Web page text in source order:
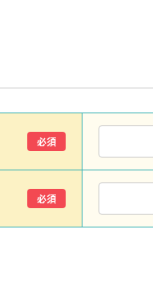
必須
必須